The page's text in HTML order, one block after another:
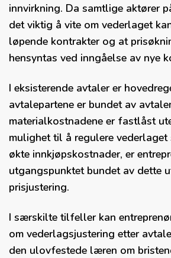
innvirkning. Da samtlige aktører
det viktig å vite om vederlaget
løpende kontrakter og at
hensyntas ved inngåelse av nye
I eksisterende avtaler er
avtalepartene er bundet av
materialkostnadene er fastlåst
mulighet til å regulere
økte innkjøpskostnader, er
utgangspunktet bundet av dette
prisjustering.
I særskilte tilfeller kan
om vederlagsjustering etter
den ulovfestede læren om